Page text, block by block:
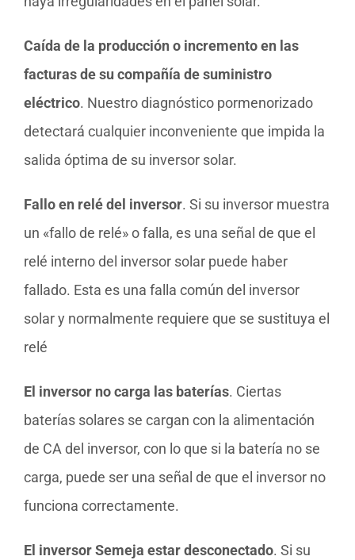
Caída de la producción o incremento en las
facturas de su compañía de suministro
eléctrico. Nuestro diagnóstico pormenorizado
detectará cualquier inconveniente que impida la
salida óptima de su inversor solar.
Fallo en relé del inversor. Si su inversor muestra
un «fallo de relé» o falla, es una señal de que el
relé interno del inversor solar puede haber
fallado. Esta es una falla común del inversor
solar y normalmente requiere que se sustituya el
relé
El inversor no carga las baterías. Ciertas
baterías solares se cargan con la alimentación
de CA del inversor, con lo que si la batería no se
carga, puede ser una señal de que el inversor no
funciona correctamente.
El inversor Semeja estar desconectado. Si su